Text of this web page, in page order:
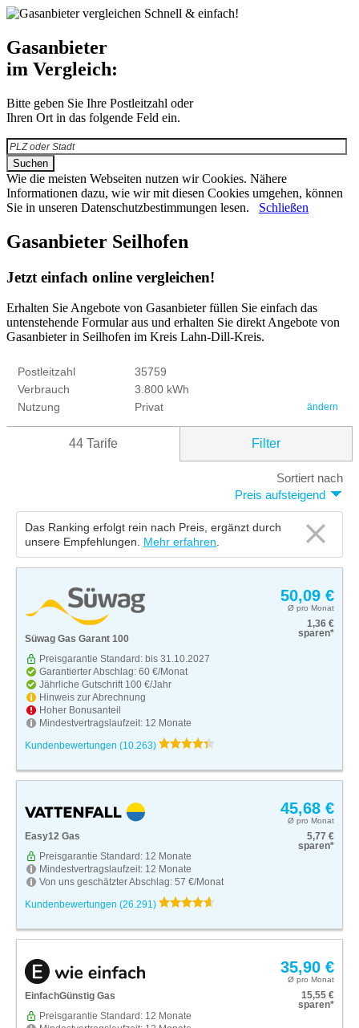
Schnell & einfach!
Gasanbieter
im Vergleich:
Bitte geben Sie Ihre Postleitzahl oder
Ihren Ort in das folgende Feld ein.
Wie die meisten Webseiten nutzen wir Cookies. Nähere
Informationen dazu, wie wir mit diesen Cookies umgehen, können
Sie in unseren Datenschutzbestimmungen lesen. Schließen
Gasanbieter Seilhofen
Jetzt einfach online vergleichen!
Erhalten Sie Angebote von Gasanbieter füllen Sie einfach das
untenstehende Formular aus und erhalten Sie direkt Angebote von
Gasanbieter in Seilhofen im Kreis Lahn-Dill-Kreis.